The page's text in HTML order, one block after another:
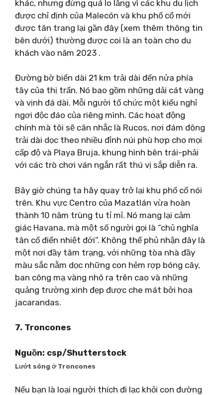
khác, nhưng đừng quá lo lắng vì các khu du lịch
được chỉ định của Malecón và khu phố cổ mới
được tân trang lại gần đây (xem thêm thông tin
bên dưới) thường được coi là an toàn cho du
khách vào năm 2023 .
Đường bờ biển dài 21 km trải dài đến nửa phía
tây của thị trấn. Nó bao gồm những dải cát vàng
và vịnh đá dài. Mỗi người tổ chức một kiểu nghỉ
ngơi độc đáo của riêng mình. Các hoạt động
chính mà tôi sẽ cân nhắc là Rucos, nơi đám đông
trải dài dọc theo nhiều đỉnh núi phù hợp cho mọi
cấp độ và Playa Bruja, khung hình bên trái-phải
với các trò chơi ván ngắn rất thú vị sắp diễn ra.
Bây giờ chúng ta hãy quay trở lại khu phố cổ nói
trên. Khu vực Centro của Mazatlán vừa hoàn
thành 10 năm trùng tu tỉ mỉ. Nó mang lại cảm
giác Havana, mà một số người gọi là “chủ nghĩa
tân cổ điển nhiệt đới”. Không thể phủ nhận đây là
một nơi đầy tâm trạng, với những tòa nhà đầy
màu sắc nằm dọc những con hẻm rợp bóng cây,
ban công mạ vàng nhô ra trên cao và những
quảng trường xinh đẹp được che mát bởi hoa
jacarandas.
7. Troncones
Nguồn: csp/Shutterstock
Lướt sóng ở Troncones
Nếu bạn là loại người thích đi lạc khỏi con đường